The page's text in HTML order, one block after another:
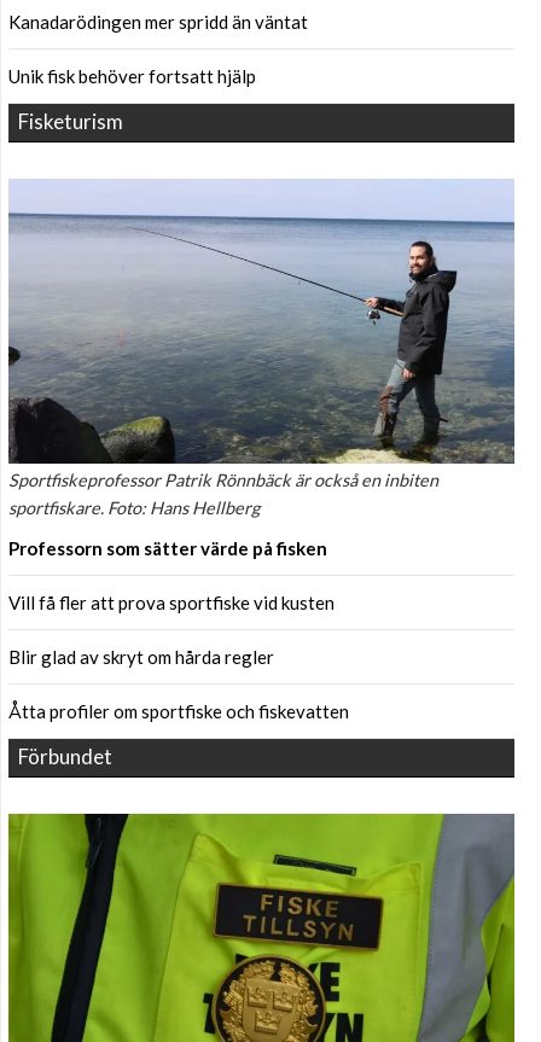
Kanadarödingen mer spridd än väntat
Unik fisk behöver fortsatt hjälp
Fisketurism
Sportfiskeprofessor Patrik Rönnbäck är också en inbiten
sportfiskare. Foto: Hans Hellberg
Professorn som sätter värde på fisken
Vill få fler att prova sportfiske vid kusten
Blir glad av skryt om hårda regler
Åtta profiler om sportfiske och fiskevatten
Förbundet